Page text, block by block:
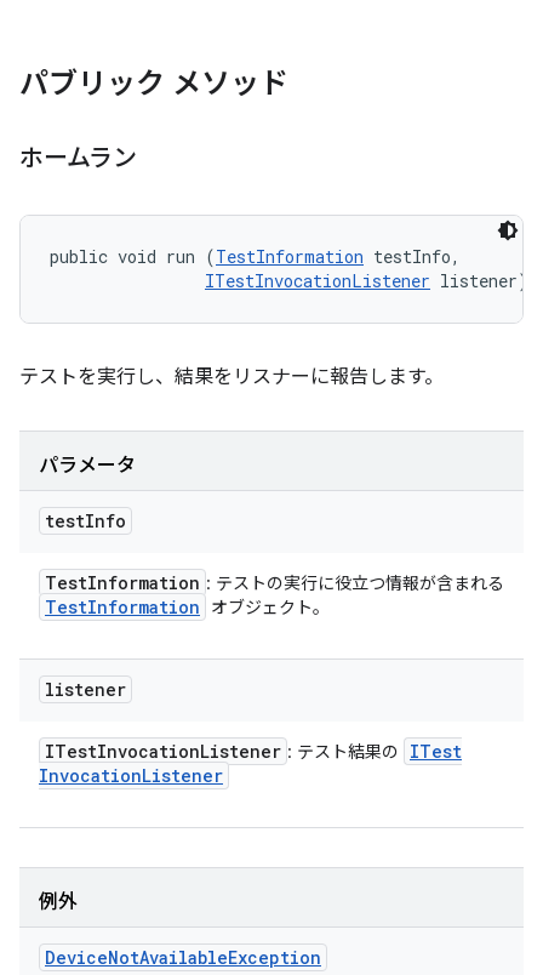
パブリック メソッド
ホームラン
public void run (TestInformation testInfo,
ITestInvocationListener listener)
テストを実行し、結果をリスナーに報告します。
パラメータ
testInfo
TestInformation : テストの実行に役立つ情報が含まれる
TestInformation オブジェクト。
listener
ITestInvocationListener : テスト結果の
ITest
InvocationListener
例外
DeviceNotAvailableException